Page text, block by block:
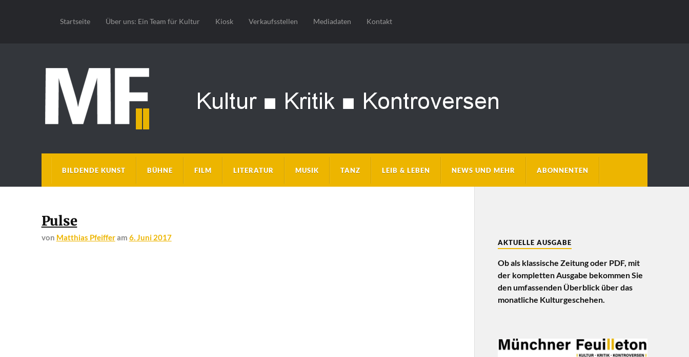
Startseite Über uns: Ein Team für Kultur Kiosk Verkaufsstellen Mediadaten Kontakt
BILDENDE KUNST BÜHNE FILM LITERATUR MUSIK TANZ LEIB & LEBEN NEWS UND MEHR ABONNENTEN
Pulse
von Matthias Pfeifferam 6. Juni 2017
AKTUELLE AUSGABE
Ob als klassische Zeitung oder PDF, mit
der kompletten Ausgabe bekommen Sie
den umfassenden Überblick über das
monatliche Kulturgeschehen.